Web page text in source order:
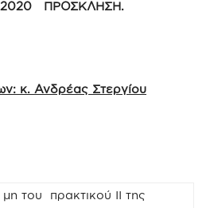
2020 ΠΡΟΣΚΛΗΣΗ.
κ. Ανδρέας Στεργίου
του πρακτικού ΙΙ της